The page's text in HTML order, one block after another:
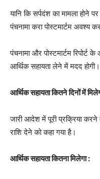
यानि कि सर्पदंश का मामला होने
पंचनामा करा पोस्टमार्टम अवश्य
पंचनामा और पोस्टमार्टम रिपोर्ट के
आर्थिक सहायता लेने में मदद होगी।
आर्थिक सहायता कितने दिनों में
जारी आदेश में पूरी प्रक्रिया
राशि देने को कहा गया है।
आर्थिक सहायता कितना मिलेगा :